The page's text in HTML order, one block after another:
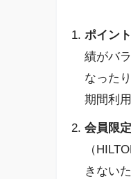
ポイン
績がバ
なった
期間利
会員限
（
きない